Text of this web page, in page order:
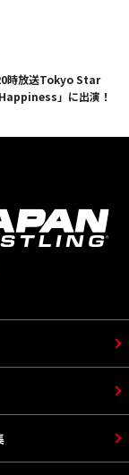
時放送Tokyo Star
」に出演！